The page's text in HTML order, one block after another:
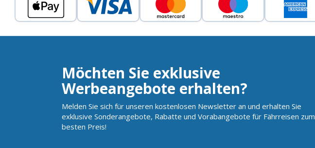
Möchten Sie exklusive
Werbeangebote erhalten?
Melden Sie sich für unseren kostenlosen Newsletter an und erhalten Sie
exklusive Sonderangebote, Rabatte und Vorabangebote für Fährreisen zum
besten Preis!